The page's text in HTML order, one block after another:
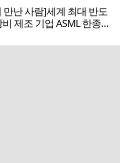
만난 사람]세계 최대 반도
제조 기업 ASML 한종호